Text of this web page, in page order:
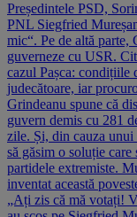
Președintele PSD,
PNL Siegfried
mic“. Pe de altă parte,
guverneze cu USR.
cazul Pașca: condițiile
judecătoare, iar
Grindeanu spune că
guvern demis cu 281
zile. Și, din cauza unui
să găsim o soluție
partidele extremiste.
inventat această
„Ați zis că mă votați!